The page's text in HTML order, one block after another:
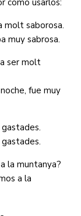
molt saborosa.
muy sabrosa.
ser molt
fue muy
la muntanya?
a la